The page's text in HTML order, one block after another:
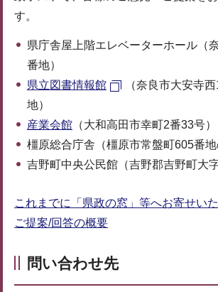
す。
県庁舎屋上階エレベーターホール（
番地）
県立図書情報館
（奈良市大安寺
地）
産業会館 （大和高田市幸町2番33号）
橿原総合庁舎（橿原市常盤町605番地
吉野町中央公民館（吉野郡吉野町大
これまでに「県政の窓」等へお寄せい
ご提案/回答の概要
問い合わせ先